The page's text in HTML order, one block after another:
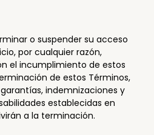
o suspender su acceso
por cualquier razón,
el incumplimiento de estos
de estos Términos,
indemnizaciones y
establecidas en
a la terminación.